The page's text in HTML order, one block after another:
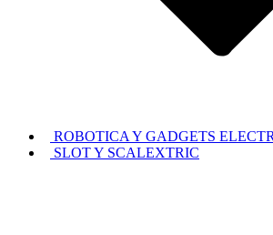
ROBOTICA Y GADGETS
SLOT Y SCALEXTRIC